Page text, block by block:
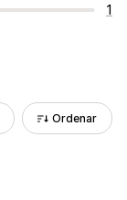
1
Ordenar